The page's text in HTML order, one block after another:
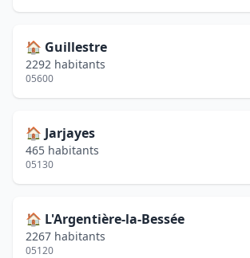
🏠 Guillestre
2292 habitants
05600
🏠 Jarjayes
465 habitants
05130
🏠 L'Argentière-la-Bessée
2267 habitants
05120